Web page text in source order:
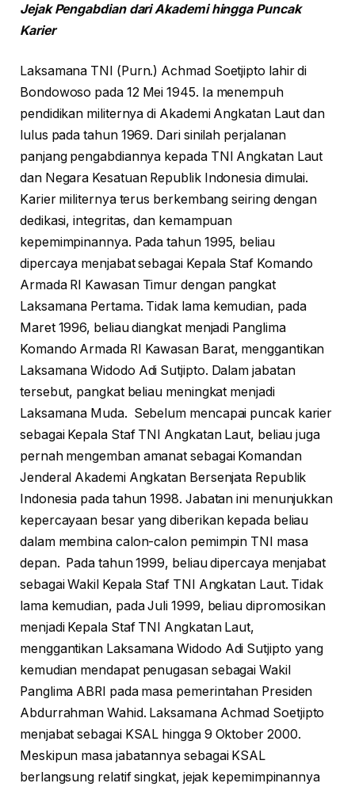
Jejak Pengabdian dari Akademi hingga Puncak
Karier
Laksamana TNI (Purn.) Achmad Soetjipto lahir di
Bondowoso pada 12 Mei 1945. Ia menempuh
pendidikan militernya di Akademi Angkatan Laut dan
lulus pada tahun 1969. Dari sinilah perjalanan
panjang pengabdiannya kepada TNI Angkatan Laut
dan Negara Kesatuan Republik Indonesia dimulai.
Karier militernya terus berkembang seiring dengan
dedikasi, integritas, dan kemampuan
kepemimpinannya. Pada tahun 1995, beliau
dipercaya menjabat sebagai Kepala Staf Komando
Armada RI Kawasan Timur dengan pangkat
Laksamana Pertama. Tidak lama kemudian, pada
Maret 1996, beliau diangkat menjadi Panglima
Komando Armada RI Kawasan Barat, menggantikan
Laksamana Widodo Adi Sutjipto. Dalam jabatan
tersebut, pangkat beliau meningkat menjadi
Laksamana Muda. Sebelum mencapai puncak karier
sebagai Kepala Staf TNI Angkatan Laut, beliau juga
pernah mengemban amanat sebagai Komandan
Jenderal Akademi Angkatan Bersenjata Republik
Indonesia pada tahun 1998. Jabatan ini menunjukkan
kepercayaan besar yang diberikan kepada beliau
dalam membina calon-calon pemimpin TNI masa
depan. Pada tahun 1999, beliau dipercaya menjabat
sebagai Wakil Kepala Staf TNI Angkatan Laut. Tidak
lama kemudian, pada Juli 1999, beliau dipromosikan
menjadi Kepala Staf TNI Angkatan Laut,
menggantikan Laksamana Widodo Adi Sutjipto yang
kemudian mendapat penugasan sebagai Wakil
Panglima ABRI pada masa pemerintahan Presiden
Abdurrahman Wahid. Laksamana Achmad Soetjipto
menjabat sebagai KSAL hingga 9 Oktober 2000.
Meskipun masa jabatannya sebagai KSAL
berlangsung relatif singkat, jejak kepemimpinannya